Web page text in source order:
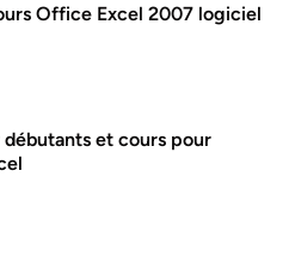
Office Excel 2007 logiciel
et cours pour